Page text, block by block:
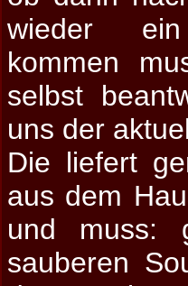
wieder ein
kommen
selbst
uns der
Die liefert
aus dem
und muss:
sauberen